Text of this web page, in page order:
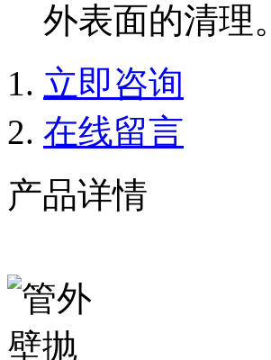
外表面的清理。
立即咨询
在线留言
产品详情